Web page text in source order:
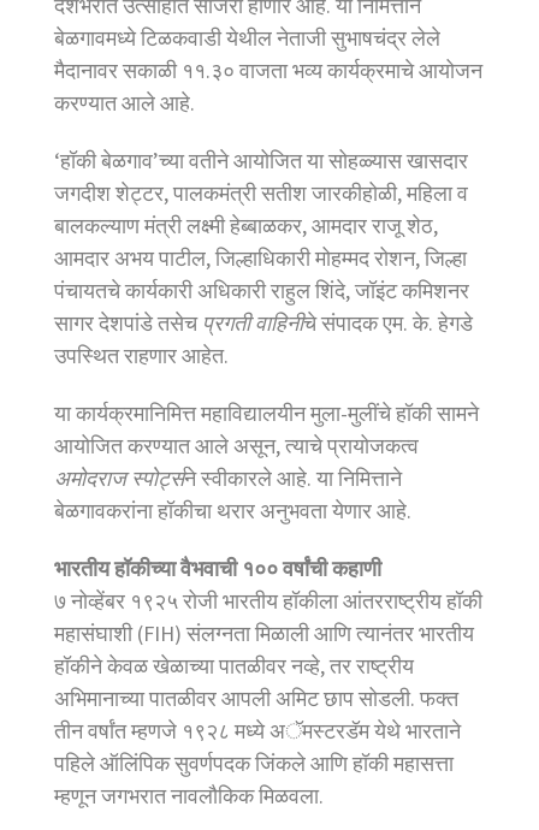
देशभरात उत्साहात साजरा होणार आहे. या निमित्ताने
बेळगावमध्ये टिळकवाडी येथील नेताजी सुभाषचंद्र लेले
मैदानावर सकाळी ११.३० वाजता भव्य कार्यक्रमाचे आयोजन
करण्यात आले आहे.
‘हॉकी बेळगाव’च्या वतीने आयोजित या सोहळ्यास खासदार
जगदीश शेट्टर, पालकमंत्री सतीश जारकीहोळी, महिला व
बालकल्याण मंत्री लक्ष्मी हेब्बाळकर, आमदार राजू शेठ,
आमदार अभय पाटील, जिल्हाधिकारी मोहम्मद रोशन, जिल्हा
पंचायतचे कार्यकारी अधिकारी राहुल शिंदे, जॉइंट कमिशनर
सागर देशपांडे तसेच प्रगती वाहिनीचे संपादक एम. के. हेगडे
उपस्थित राहणार आहेत.
या कार्यक्रमानिमित्त महाविद्यालयीन मुला-मुलींचे हॉकी सामने
आयोजित करण्यात आले असून, त्याचे प्रायोजकत्व
अमोदराज स्पोर्ट्सने स्वीकारले आहे. या निमित्ताने
बेळगावकरांना हॉकीचा थरार अनुभवता येणार आहे.
भारतीय हॉकीच्या वैभवाची १०० वर्षांची कहाणी
७ नोव्हेंबर १९२५ रोजी भारतीय हॉकीला आंतरराष्ट्रीय हॉकी
महासंघाशी (FIH) संलग्नता मिळाली आणि त्यानंतर भारतीय
हॉकीने केवळ खेळाच्या पातळीवर नव्हे, तर राष्ट्रीय
अभिमानाच्या पातळीवर आपली अमिट छाप सोडली. फक्त
तीन वर्षांत म्हणजे १९२८ मध्ये अॅमस्टरडॅम येथे भारताने
पहिले ऑलिंपिक सुवर्णपदक जिंकले आणि हॉकी महासत्ता
म्हणून जगभरात नावलौकिक मिळवला.